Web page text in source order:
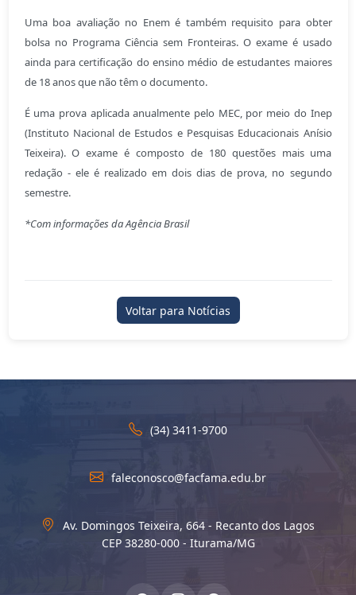
Uma boa avaliação no Enem é também requisito para obter
bolsa no Programa Ciência sem Fronteiras. O exame é usado
ainda para certificação do ensino médio de estudantes maiores
de 18 anos que não têm o documento.
É uma prova aplicada anualmente pelo MEC, por meio do Inep
(Instituto Nacional de Estudos e Pesquisas Educacionais Anísio
Teixeira). O exame é composto de 180 questões mais uma
redação - ele é realizado em dois dias de prova, no segundo
semestre.
*Com informações da Agência Brasil
Voltar para Notícias
(34) 3411-9700
faleconosco@facfama.edu.br
Av. Domingos Teixeira, 664 - Recanto dos Lagos
CEP 38280-000 - Iturama/MG